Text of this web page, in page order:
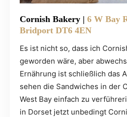
Cornish Bakery | 6 W Bay
Bridport DT6 4EN
Es ist nicht so, dass ich
geworden wäre, aber
Ernährung ist schließlich das
sehen die Sandwiches in der
West Bay einfach zu
in Dorset jetzt unbedingt